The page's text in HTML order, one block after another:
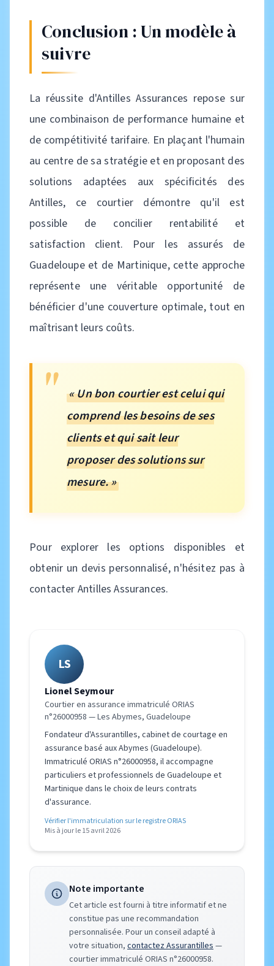
Conclusion : Un modèle à
suivre
La réussite d'Antilles Assurances repose sur
une combinaison de performance humaine et
de compétitivité tarifaire. En plaçant l'humain
au centre de sa stratégie et en proposant des
solutions adaptées aux spécificités des
Antilles, ce courtier démontre qu'il est
possible de concilier rentabilité et
satisfaction client. Pour les assurés de
Guadeloupe et de Martinique, cette approche
représente une véritable opportunité de
bénéficier d'une couverture optimale, tout en
maîtrisant leurs coûts.
« Un bon courtier est celui qui
comprend les besoins de ses
clients et qui sait leur
proposer des solutions sur
mesure. »
Pour explorer les options disponibles et
obtenir un devis personnalisé, n'hésitez pas à
contacter Antilles Assurances.
LS
Lionel Seymour
Courtier en assurance immatriculé ORIAS
n°26000958 — Les Abymes, Guadeloupe
Fondateur d'Assurantilles, cabinet de courtage en
assurance basé aux Abymes (Guadeloupe).
Immatriculé ORIAS n°26000958, il accompagne
particuliers et professionnels de Guadeloupe et
Martinique dans le choix de leurs contrats
d'assurance.
Vérifier l'immatriculation sur le registre ORIAS
Mis à jour le 15 avril 2026
Note importante
Cet article est fourni à titre informatif et ne
constitue pas une recommandation
personnalisée. Pour un conseil adapté à
votre situation, contactez Assurantilles—
courtier immatriculé ORIAS n°26000958.